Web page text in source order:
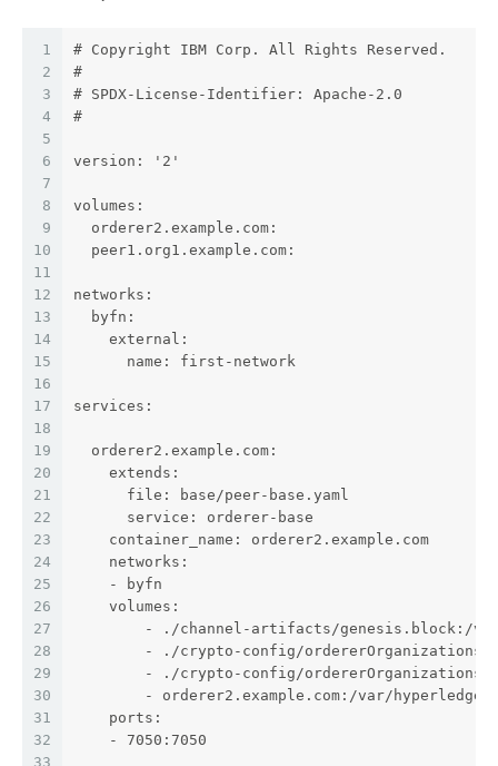
1
2
3
4
5
6
7
8
9
10
11
12
13
14
15
16
17
18
19
20
21
22
23
24
25
26
27
28
29
30
31
32
33
# Copyright IBM Corp. All Rights Reserved.
#
# SPDX-License-Identifier: Apache-2.0
#
version: '2'
volumes:
  orderer2.example.com:
  peer1.org1.example.com:
networks:
  byfn:
    external:
      name: first-network
services:
  orderer2.example.com:
    extends:
      file: base/peer-base.yaml
      service: orderer-base
    container_name: orderer2.example.com
    networks:
    - byfn
    volumes:
- ./channel-artifacts/genesis.block:/
- ./crypto-config/
- ./crypto-config/
- orderer2.example.com:/var/
    ports:
    - 7050:7050